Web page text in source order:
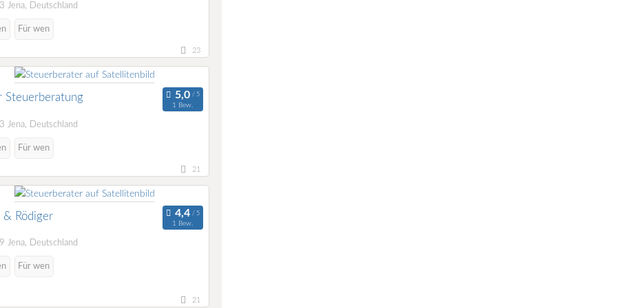
Jena, Deutschland
Für wen
23
Steuerberatung
1 Bew.
Jena, Deutschland
Für wen
21
& Rödiger
1 Bew.
Jena, Deutschland
Für wen
21